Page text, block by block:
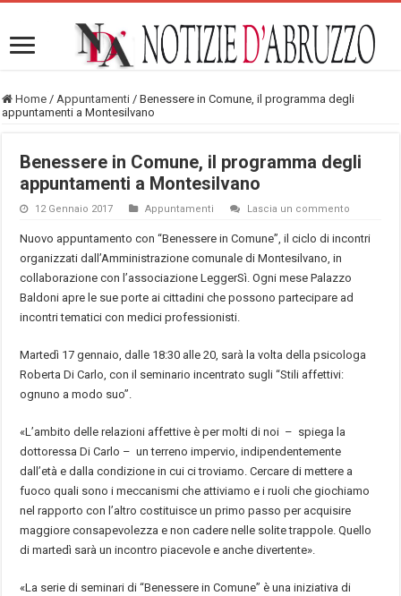
Home / Appuntamenti / Benessere in Comune, il programma degli
appuntamenti a Montesilvano
Benessere in Comune, il programma degli
appuntamenti a Montesilvano
12 Gennaio 2017 Appuntamenti Lascia un commento
Nuovo appuntamento con “Benessere in Comune”, il ciclo di incontri
organizzati dall’Amministrazione comunale di Montesilvano, in
collaborazione con l’associazione LeggerSì. Ogni mese Palazzo
Baldoni apre le sue porte ai cittadini che possono partecipare ad
incontri tematici con medici professionisti.
Martedì 17 gennaio, dalle 18:30 alle 20, sarà la volta della psicologa
Roberta Di Carlo, con il seminario incentrato sugli “Stili affettivi:
ognuno a modo suo”.
«L’ambito delle relazioni affettive è per molti di noi – spiega la
dottoressa Di Carlo – un terreno impervio, indipendentemente
dall’età e dalla condizione in cui ci troviamo. Cercare di mettere a
fuoco quali sono i meccanismi che attiviamo e i ruoli che giochiamo
nel rapporto con l’altro costituisce un primo passo per acquisire
maggiore consapevolezza e non cadere nelle solite trappole. Quello
di martedì sarà un incontro piacevole e anche divertente».
«La serie di seminari di “Benessere in Comune” è una iniziativa di